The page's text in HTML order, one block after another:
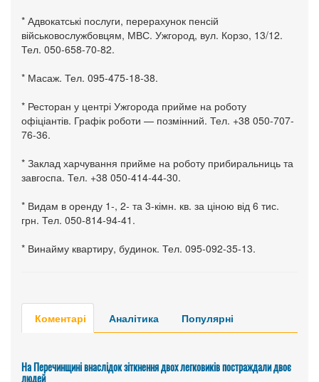
* Адвокатські послуги, перерахунок пенсій
військовослужбовцям, МВС. Ужгород, вул. Корзо, 13/12.
Тел. 050-658-70-82.
* Масаж. Тел. 095-475-18-38.
* Ресторан у центрі Ужгорода прийме на роботу
офіціантів. Графік роботи — позмінний. Тел. +38 050-707-
76-36.
* Заклад харчування прийме на роботу прибиральниць та
завгоспа. Тел. +38 050-414-44-30.
* Видам в оренду 1-, 2- та 3-кімн. кв. за ціною від 6 тис.
грн. Тел. 050-814-94-41.
* Винайму квартиру, будинок. Тел. 095-092-35-13.
Коментарі Аналітика Популярні
На Перечинщині внаслідок зіткнення двох легковиків постраждали двоє
людей